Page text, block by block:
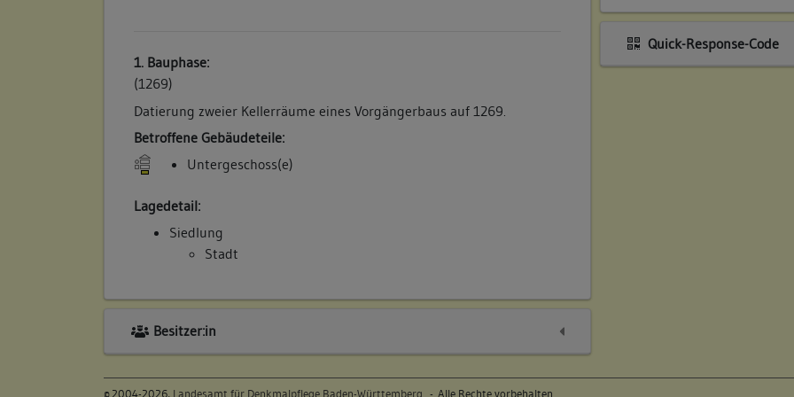
1. Bauphase:
(1269)
Datierung zweier Kellerräume eines Vorgängerbaus auf 1269.
Betroffene Gebäudeteile:
Untergeschoss(e)
Lagedetail:
Siedlung
Stadt
Besitzer:in
Quick-Response-Code
©2004-2026, Landesamt für Denkmalpflege Baden-Württemberg - Alle Rechte vorbehalten